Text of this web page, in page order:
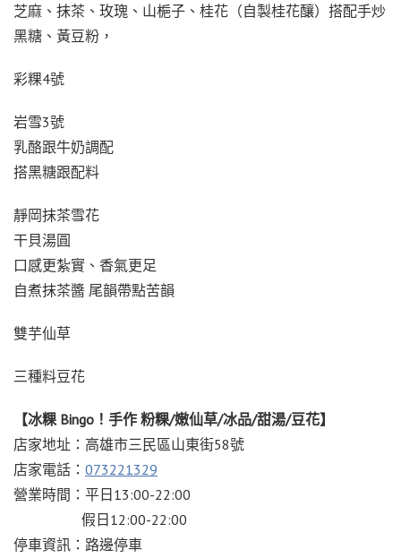
芝麻、抹茶、玫瑰、山梔子、桂花（自製桂花釀）搭配手炒
黑糖、黃豆粉，
彩粿4號
岩雪3號
乳酪跟牛奶調配
搭黑糖跟配料
靜岡抹茶雪花
干貝湯圓
口感更紮實、香氣更足
自煮抹茶醬 尾韻帶點苦韻
雙芋仙草
三種料豆花
【冰粿 Bingo！手作 粉粿/嫩仙草/冰品/甜湯/豆花】
店家地址：高雄市三民區山東街58號
店家電話： 073221329
營業時間：平日13:00-22:00
假日12:00-22:00
停車資訊：路邊停車